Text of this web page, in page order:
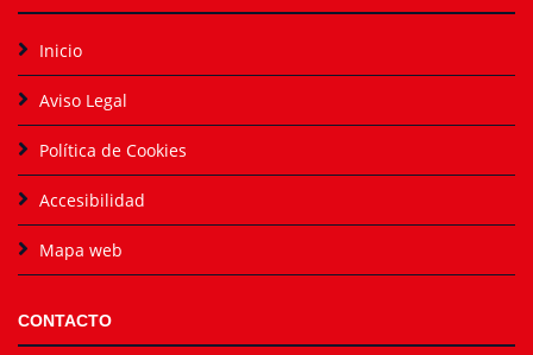
Inicio
Aviso Legal
Política de Cookies
Accesibilidad
Mapa web
CONTACTO